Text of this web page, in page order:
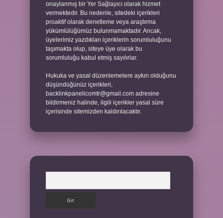
onaylanmış bir Yer Sağlayıcı olarak hizmet
vermektedir. Bu nedenle, sitedeki içerikleri
proaktif olarak denetleme veya araştırma
yükümlülüğümüz bulunmamaktadır. Ancak,
üyelerimiz yazdıkları içeriklerin sorumluluğunu
taşımakta olup, siteye üye olarak bu
sorumluluğu kabul etmiş sayılırlar.
Hukuka ve yasal düzenlemelere aykırı olduğunu
düşündüğünüz içerikleri,
backlinkpanelicomtr@gmail.com adresine
bildirmeniz halinde, ilgili içerikler yasal süre
içerisinde sitemizden kaldırılacaktır.